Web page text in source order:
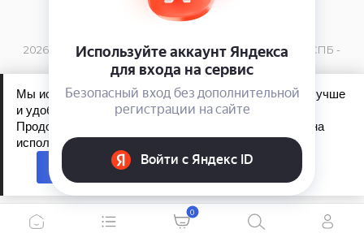
2026 © Оригинальная косметика Dikson в Москве и СПБ -
купить в интернет-магазине
Обработка персональных данных
Политика конфиденциальности
0
Мы используем файлы cookie, чтобы сайт работал лучше
и удобнее для вас.
Продолжая пользоваться сайтом, вы соглашаетесь на
использование файлов cookie.
Принять